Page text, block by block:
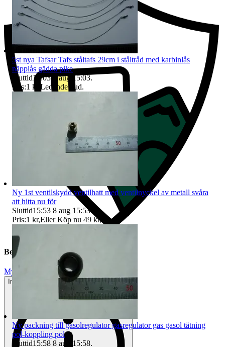
Beskrivning
Mycket gott skick
Inga eller minimala tecken på användning
5st nya Tafsar Tafs ståltafs 29cm i ståltråd med karbinlås
näpplås gädda pike
Sluttid15:03 8 aug 15:03.
Pris:1 kr Ledande bud.
Ny 1st ventilskydd ventilhatt med ventilnyckel av metall svåra
att hitta nu för
Sluttid15:53 8 aug 15:53.
Pris:1 kr,Eller Köp nu 49 kr,
Ny packning till gasolregulator gasregulator gas gasol tätning
pol-koppling pol
Sluttid15:58 8 aug 15:58.